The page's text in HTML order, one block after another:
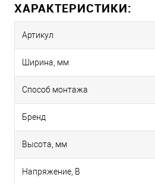
ХАРАКТЕРИСТИКИ:
Артикул
Ширина, мм
Способ монтажа
Бренд
Высота, мм
Напряжение, В